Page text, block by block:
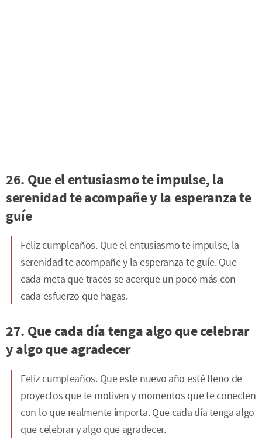
26. Que el entusiasmo te impulse, la
serenidad te acompañe y la esperanza te
guíe
Feliz cumpleaños. Que el entusiasmo te impulse, la
serenidad te acompañe y la esperanza te guíe. Que
cada meta que traces se acerque un poco más con
cada esfuerzo que hagas.
27. Que cada día tenga algo que celebrar
y algo que agradecer
Feliz cumpleaños. Que este nuevo año esté lleno de
proyectos que te motiven y momentos que te conecten
con lo que realmente importa. Que cada día tenga algo
que celebrar y algo que agradecer.